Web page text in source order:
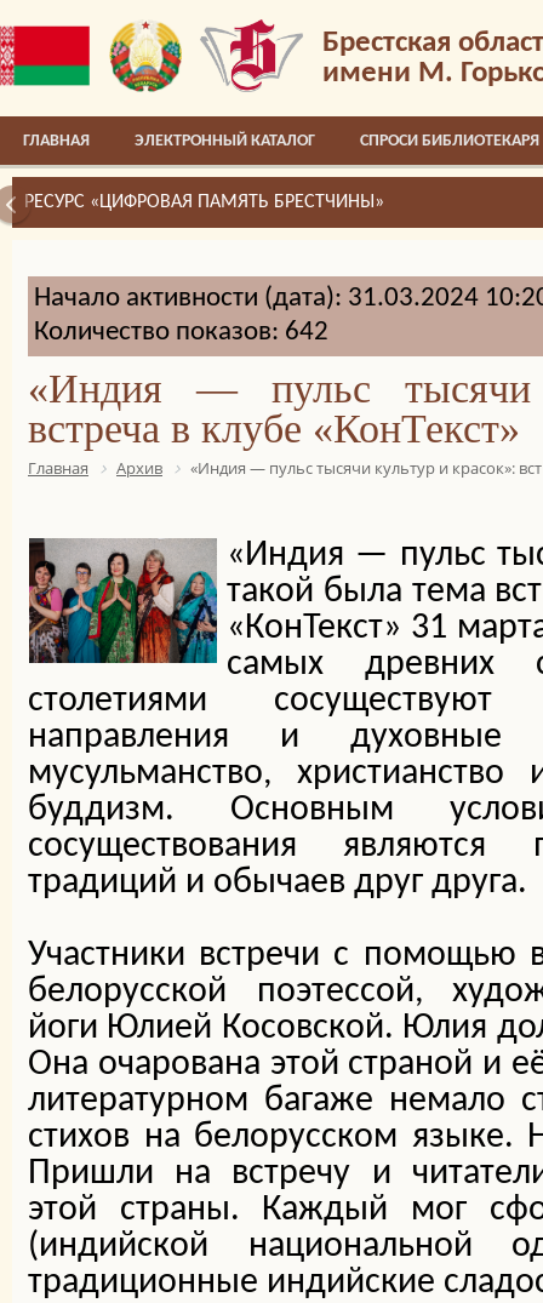
Брестская
имени М.
ГЛАВНАЯ ЭЛЕКТРОННЫЙ КАТАЛОГ СПРОСИ БИБЛИОТЕКАРЯ
РЕСУРС «ЦИФРОВАЯ ПАМЯТЬ БРЕСТЧИНЫ»
Начало активности (дата): 31.03.2024
Количество показов: 642
«Индия — пульс тысячи
встреча в клубе «КонТекст»
Главная Архив «Индия — пульс тысячи культур и красок»:
«Индия — пульс
такой была тема
«КонТекст» 31
самых древних
столетиями
направления и
мусульманство,
буддизм. Основным
сосуществования
традиций и обычаев друг друга.
Участники встречи с помощью
белорусской поэтессой,
йоги Юлией Косовской. Юлия
Она очарована этой страной и
литературном багаже немало
стихов на белорусском
Пришли на встречу и
этой страны. Каждый мог
(индийской национальной
традиционные индийские